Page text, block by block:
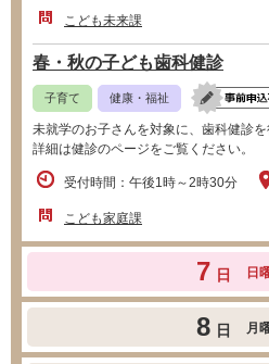
こども未来課
春・秋の子ども歯科健診
子育て 健康・福祉
未就学のお子さんを対象に、歯科健診を
詳細は健診のページをご覧ください。
受付時間：午後1時～2時30分
こども家庭課
7 日 日
8 日 月